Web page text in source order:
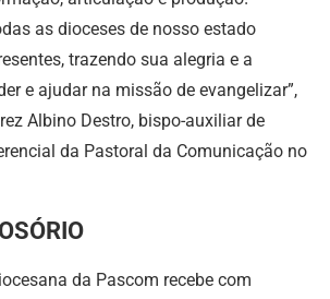
as dioceses de nosso estado
trazendo sua alegria e a
e ajudar na missão de evangelizar”,
Albino Destro, bispo-auxiliar de
da Pastoral da Comunicação no
da Pascom recebe com